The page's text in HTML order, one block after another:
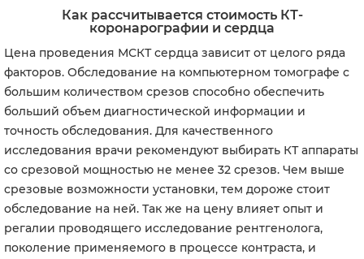
Как рассчитывается стоимость КТ-
коронарографии и сердца
Цена проведения МСКТ сердца зависит от целого ряда
факторов. Обследование на компьютерном томографе с
большим количеством срезов способно обеспечить
больший объем диагностической информации и
точность обследования. Для качественного
исследования врачи рекомендуют выбирать КТ аппараты
со срезовой мощностью не менее 32 срезов. Чем выше
срезовые возможности установки, тем дороже стоит
обследование на ней. Так же на цену влияет опыт и
регалии проводящего исследование рентгенолога,
поколение применяемого в процессе контраста, и